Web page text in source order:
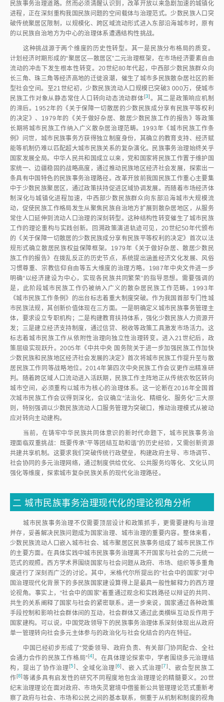
民族事务治理道路。然而必须清醒认识到，改革开放以来急剧加速的城镇化
进程，正在深刻重构我国民族问题的空间载体与治理范式。少数民族人口突
破传统聚居区限制，以规模化、跨区域流动形式进入东部沿海城市时，原有
的以民族自治地方为中心的治理体系遭遇结构性挑战。
这种挑战源于两个维度的历史性转型。其一是民族分布格局的质变。
计划经济时期形成的“聚居区—散居区”二元治理框架，在市场经济要素自由
流动的冲击下发生根本性转变。20世纪80年代起，中西部少数民族群众向
长三角、珠三角等经济高地的迁徙浪潮，催生了城市多民族散杂居社区的新
型社会空间。至21世纪初，少数民族流动人口规模已突破3 000万，使城市
民族工作对象从静态常住人口转向动态流动群体[3]。其二是政策响应机制
的滞后。1952年的《关于保障一切散居的少数民族成分享有民族平等权利
的决定》、1979年的《关于做好杂居、散居少数民族工作的报告》等政策
长期将城市民族工作纳入广义散杂居治理范畴。1993年《城市民族工作条
例》问世，城市民族事务方获得独立制度身份，其确立的教育支持、经济赋
能等机制仍难以匹配超大城市民族关系的复杂演化。民族事务治理始终关乎
国家发展全局。中华人民共和国成立以来，党和国家将民族工作置于维护国
家统一、边疆稳固的战略高度，通过推动民族地区经济社会发展，探索出一
条具有中国特色的民族事务治理路径。改革开放前我国民族工作重心主要集
中于少数民族聚居区，通过政策扶持促进区域协调发展。而随着市场经济体
制深化与城镇化进程加速，中西部少数民族群众向东部沿海城市大规模流
动，促使民族工作格局发生从聚焦民族自治地方扩展到散杂居地区，从服务
常住人口延伸到流动人口治理的深刻转型。这种结构性转变催生了城市民族
工作的理论重构与实践创新。回溯政策演进轨迹可见，20世纪50年代颁布
的《关于保障一切散居的少数民族成分享有民族平等权利的决定》首次以法
规形式确立散居民族权益保障框架。1979年《关于做好杂居、散居少数民
族工作的报告》在拨乱反正的历史节点，系统提出涵盖经济文化发展、风俗
习惯尊重、宗教信仰自由等五大维度的治理方略。1987年中央文件进一步
明确“以经济建设为中心，实现各民族共同繁荣”的指导思想。需要强调的
是，此阶段城市民族工作仍被纳入广义的散杂居民族工作范畴。1993年
《城市民族工作条例》的出台标志着重大制度突破。作为我国首部专门性城
市民族法规，其创新价值体现在三方面。一是明确定义城市民族事务管理主
体，要求设立专职机构；二是构建教育扶持体系，强化少数民族人力资源开
发；三是建立经济支持制度，通过信贷、税收等政策工具激发市场活力。这
标志着城市民族工作从依附性治理向独立性治理转变。进入21世纪后，政
策层级实现跃升。2005年《中共中央 国务院关于进一步加强民族工作加快
少数民族和民族地区经济社会发展的决定》首次将城市民族工作提升至与散
居民族工作同等战略地位。2014年第四次中央民族工作会议更作出精准研
判。随着跨区域人口流动进入活跃期，民族工作主阵地正从传统农牧区转向
城市空间，必须重构以城市为核心的治理体系。这一论断在2016年全国首
次城市民族工作会议得到深化，会议确立“法治化、精细化、服务化”三大原
则，特别强调以少数民族流动人口服务管理为突破口，推动治理模式从被动
应对转向主动建构。
当前，在铸牢中华民族共同体意识的新时代命题下，城市民族事务治
理面临双重挑战：既要传承“平等团结互助和谐”的历史经验，又需创新资源
共建共享机制。这要求我们突破传统行政壁垒，构建政府主导、市场调节、
社会协同的多元治理网络，通过制度供给优化、公共服务均等化、文化认同
强化等维度，探索城市复杂民族关系的现代化治理路径。
二 城市民族事务治理现代化的理论视角分析
城市民族事务治理不仅需要顶层设计和政策抓手，更需要建构与治理
并存，妥善解决民族问题成为国家治理、城市治理的重要内容。整体来看，
少数民族流动人口嵌入城市社会、城市聚居区民族事务组成了城市民族工作
的主要方面。在具体实践中城市民族事务治理离不开国家与社会的二元统一
范式的观照。西方学术界围绕国家与社会问题从政府、市场、组织等多重角
度进行了深刻而广泛的讨论。其中，米格代尔所提出的“社会中的国家”对中
国治理现代化背景下的多民族国家建设算得上是最具一般性解释力的西方理
论视角。事实上，“社会中的国家”着重通过观念和实践路径以辩证的共同、
共生的关系阐释了国家与社会的紧密联系。进一步来说，国家通过各种政策
手段控制和影响社会群体间的互动，社会群体又通过此类横纵互动反作用于
国家建构。可以说，中国党政领导下的民族事务治理体系深刻体现出从政府
单一管理转向社会多元主体参与的政治化与社会化结合的内在特征。
中国已经初步形成了“党委领导、政府负责、有关部门协同配合、全社
会通力合作的民族工作格局”[4]。在具体理论探索中，学者围绕多元治理结
构，提出了协作治理[5] 、全域化治理[6] 、嵌入式治理[7] 、嵌合型民族工
作[8]等诸多具有启发性的研究不同程度地包含治理理论的精髓要义。20世
纪末治理理论在面对政府、市场失灵窘境中借鉴新公共管理理论范式重新考
察了政府与社会、市场和公民之间的基本联系，侧重于从机制和制度的视角